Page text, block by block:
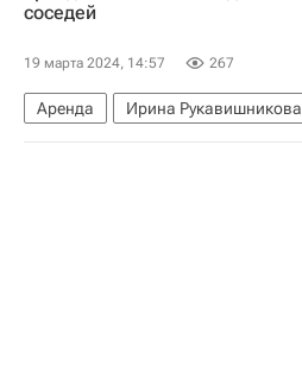
соседей
19 марта 2024, 14:57 267
Аренда
Ирина Рукавишникова
Совет Федерации РФ
Россия